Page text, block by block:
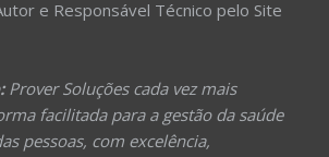
e Responsável Técnico pelo Site
Prover Soluções cada vez mais
facilitada para a gestão da saúde
pessoas, com excelência,